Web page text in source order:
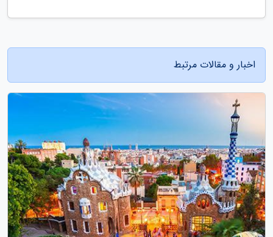
اخبار و مقالات مرتبط